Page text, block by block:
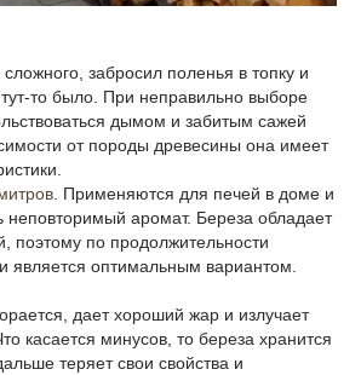
забросил поленья в топку и
то было. При неправильно выборе
дымом и забитым сажей
от породы древесины она имеет
. Применяются для печей в доме и
неповторимый аромат. Береза обладает
поэтому по продолжительности
является оптимальным вариантом.
дает хороший жар и излучает
касается минусов, то береза хранится
теряет свои свойства и